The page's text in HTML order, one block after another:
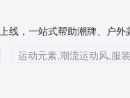
线，一站式帮助潮牌、户